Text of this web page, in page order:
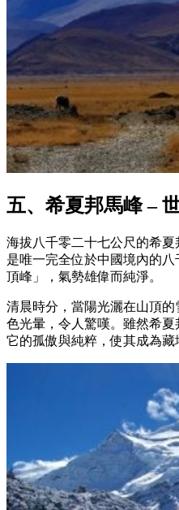
五、希夏邦馬峰 –
海拔八千零二十七公尺的希
是唯一完全位於中國境內的
頂峰」，氣勢雄偉而純淨。
清晨時分，當陽光灑在山頂
色光暈，令人驚嘆。雖然希
它的孤傲與純粹，使其成為藏